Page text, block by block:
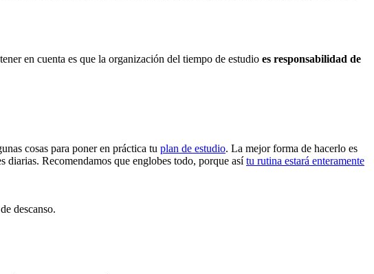
en cuenta es que la organización del tiempo de estudio es responsabilidad de
cosas para poner en práctica tu plan de estudio. La mejor forma de hacerlo es
diarias. Recomendamos que englobes todo, porque asítu rutina estará enteramente
descanso.